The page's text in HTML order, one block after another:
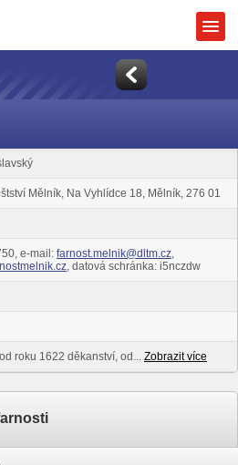
Mělník, Na Vyhlídce 18, Mělník, 276 01
e-mail: farnost.melnik@dltm.cz,
, datová schránka: i5nczdw
roku 1622 děkanství, od... Zobrazit více